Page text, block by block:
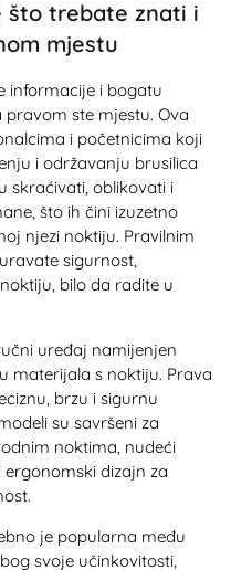
što trebate znati i
mjestu
informacije i bogatu
pravom ste mjestu. Ova
i početnicima koji
i održavanju brusilica
skraćivati, oblikovati i
što ih čini izuzetno
njezi noktiju. Pravilnim
sigurnost,
bilo da radite u
uređaj namijenjen
materijala s noktiju. Prava
brzu i sigurnu
su savršeni za
noktima, nudeći
ergonomski dizajn za
je popularna među
svoje učinkovitosti,